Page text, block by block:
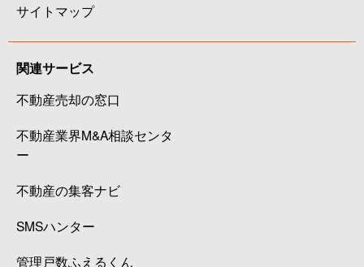
サイトマップ
関連サービス
不動産売却の窓口
不動産業界M&A相談センタ
ー
不動産の集客ナビ
SMSハンター
管理戸数ふえるくん